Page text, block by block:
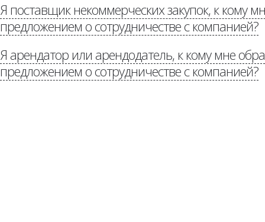
«Стоп коррупция»
Я поставщик некоммерческих закупок, к кому
предложением о сотрудничестве с компанией?
Потенциальным партнерам
Я арендатор или арендодатель, к кому мне
предложением о сотрудничестве с компанией?